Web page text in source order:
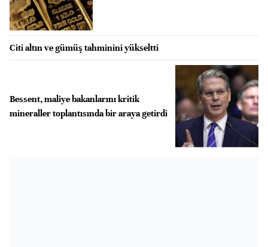
Citi altın ve gümüş tahminini yükseltti
Bessent, maliye bakanlarını kritik
mineraller toplantısında bir araya getirdi